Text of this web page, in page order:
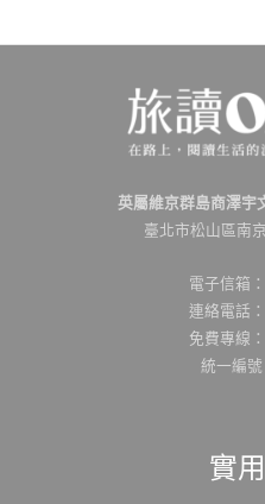
英屬維京群島商澤宇
臺北市松山區南
電子信箱：
連絡電話
免費專線
統一編
實